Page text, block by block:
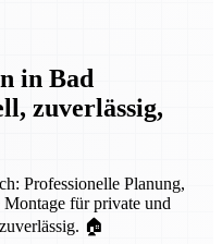
in Bad
zuverlässig,
Professionelle Planung,
Montage für private und
🏠